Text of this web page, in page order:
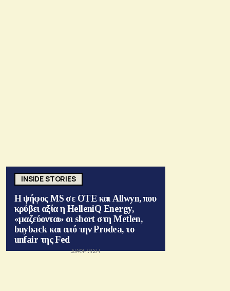
INSIDE STORIES
Η ψήφος MS σε ΟΤΕ και Allwyn, που
κρύβει αξία η HelleniQ Energy,
«μαζεύονται» οι short στη Metlen,
buyback και από την Prodea, το
unfair της Fed